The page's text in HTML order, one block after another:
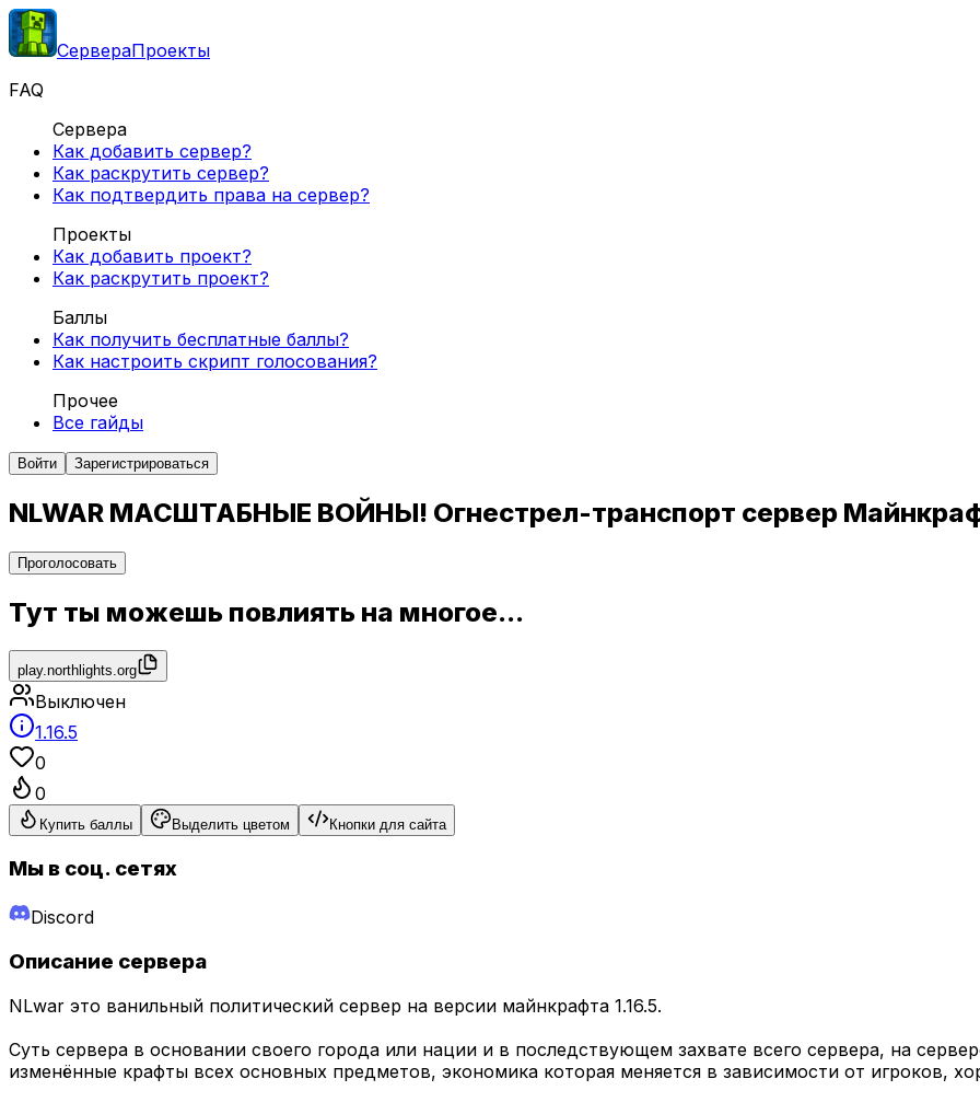
СервераПроекты
FAQ
Сервера
Как добавить сервер?
Как раскрутить сервер?
Как подтвердить права на сервер?
Проекты
Как добавить проект?
Как раскрутить проект?
Баллы
Как получить бесплатные баллы?
Как настроить скрипт голосования?
Прочее
Все гайды
Войти Зарегистрироваться
NLWAR МАСШТАБНЫЕ ВОЙНЫ! Огнестрел-транспорт сервер
Проголосовать
Тут ты можешь повлиять на многое...
play.northlights.org
Выключен
1.16.5
0
0
Купить баллы Выделить цветом Кнопки для сайта
Мы в соц. сетях
Discord
Описание сервера
NLwar это ванильный политический сервер на версии майнкрафта 1.16.5.
Суть сервера в основании своего города или нации и в последствующем захвате всего сервера, на
изменённые крафты всех основных предметов, экономика которая меняется в зависимости от игроков,